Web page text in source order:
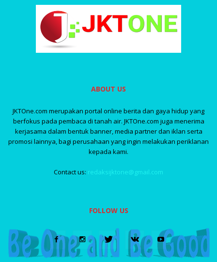
ABOUT US
JKTOne.com merupakan portal online berita dan gaya hidup yang
berfokus pada pembaca di tanah air. JKTOne.com juga menerima
kerjasama dalam bentuk banner, media partner dan iklan serta
promosi lainnya, bagi perusahaan yang ingin melakukan periklanan
kepada kami.
Contact us: redaksijktone@gmail.com
FOLLOW US